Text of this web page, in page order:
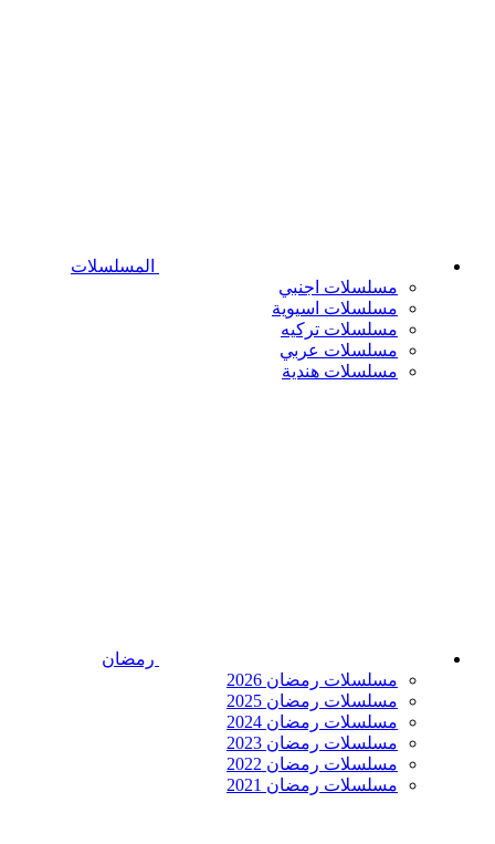
المسلسلات
مسلسلات اجنبي
مسلسلات اسيوية
مسلسلات تركيه
مسلسلات عربي
مسلسلات هندية
رمضان
مسلسلات رمضان 2026
مسلسلات رمضان 2025
مسلسلات رمضان 2024
مسلسلات رمضان 2023
مسلسلات رمضان 2022
مسلسلات رمضان 2021